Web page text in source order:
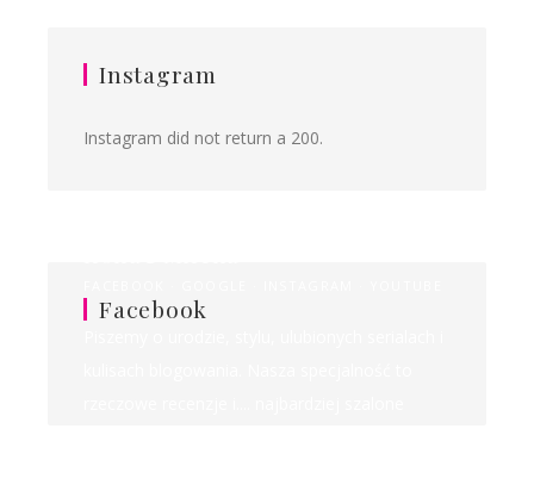
Instagram
Instagram did not return a 200.
Facebook